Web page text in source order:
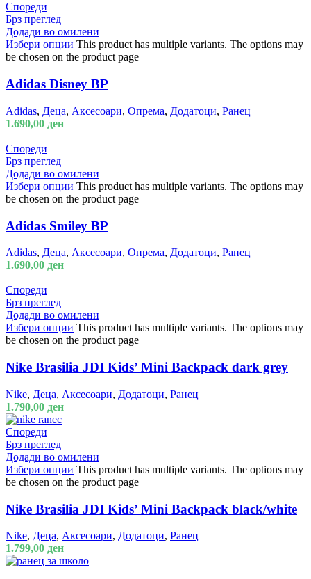
Спореди
Брз преглед
Додади во омилени
Избери опции This product has multiple variants. The options may
be chosen on the product page
Adidas Disney BP
Adidas, Деца, Аксесоари, Опрема, Додатоци, Ранец
1.690,00 ден
Спореди
Брз преглед
Додади во омилени
Избери опции This product has multiple variants. The options may
be chosen on the product page
Adidas Smiley BP
Adidas, Деца, Аксесоари, Опрема, Додатоци, Ранец
1.690,00 ден
Спореди
Брз преглед
Додади во омилени
Избери опции This product has multiple variants. The options may
be chosen on the product page
Nike Brasilia JDI Kids’ Mini Backpack dark grey
Nike, Деца, Аксесоари, Додатоци, Ранец
1.790,00 ден
Спореди
Брз преглед
Додади во омилени
Избери опции This product has multiple variants. The options may
be chosen on the product page
Nike Brasilia JDI Kids’ Mini Backpack black/white
Nike, Деца, Аксесоари, Додатоци, Ранец
1.799,00 ден